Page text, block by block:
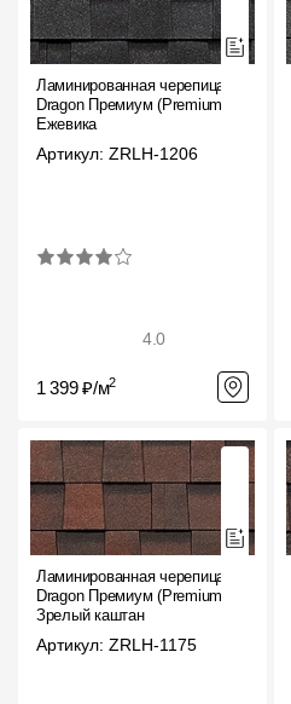
Ламинированная черепица
Dragon Премиум (Premium),
Ежевика
Артикул: ZRLH-1206
4.0
1 399 ₽/м2
Ламинированная черепица
Dragon Премиум (Premium),
Зрелый каштан
Артикул: ZRLH-1175